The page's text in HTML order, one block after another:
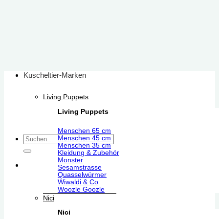
Suchen
nach:
Kuscheltier-Marken
Living Puppets
Living Puppets
Menschen 65 cm
Menschen 45 cm
Menschen 35 cm
Kleidung & Zubehör
Monster
Sesamstrasse
Quasselwürmer
Wiwaldi & Co
Woozle Goozle
Nici
Nici